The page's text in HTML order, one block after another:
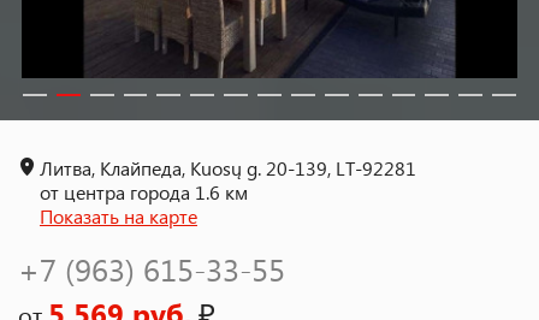
Литва, Клайпеда, Kuosų g. 20-139, LT-92281
от центра города 1.6 км
Показать на карте
+7 (963) 615-33-55